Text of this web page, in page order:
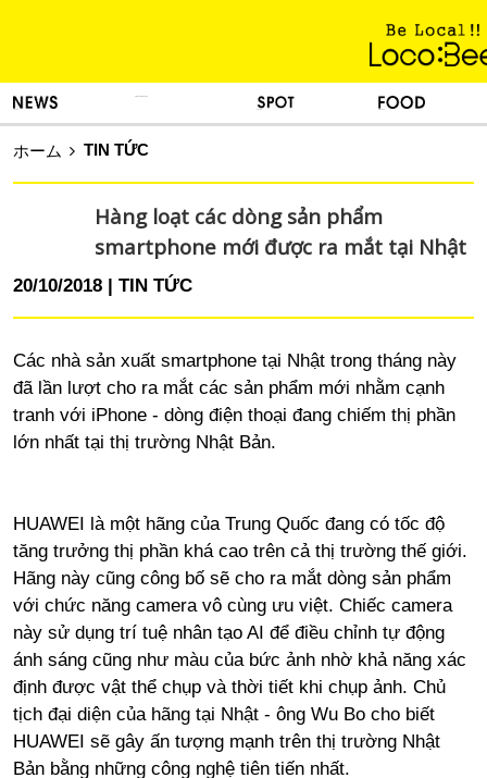
ホーム TIN TỨC
Hàng loạt các dòng sản phẩm
smartphone mới được ra mắt tại Nhật
20/10/2018 TIN TỨC
Các nhà sản xuất smartphone tại Nhật trong tháng này
đã lần lượt cho ra mắt các sản phẩm mới nhằm cạnh
tranh với iPhone - dòng điện thoại đang chiếm thị phần
lớn nhất tại thị trường Nhật Bản.
HUAWEI là một hãng của Trung Quốc đang có tốc độ
tăng trưởng thị phần khá cao trên cả thị trường thế giới.
Hãng này cũng công bố sẽ cho ra mắt dòng sản phẩm
với chức năng camera vô cùng ưu việt. Chiếc camera
này sử dụng trí tuệ nhân tạo AI để điều chỉnh tự động
ánh sáng cũng như màu của bức ảnh nhờ khả năng xác
định được vật thể chụp và thời tiết khi chụp ảnh. Chủ
tịch đại diện của hãng tại Nhật - ông Wu Bo cho biết
HUAWEI sẽ gây ấn tượng mạnh trên thị trường Nhật
Bản bằng những công nghệ tiên tiến nhất.